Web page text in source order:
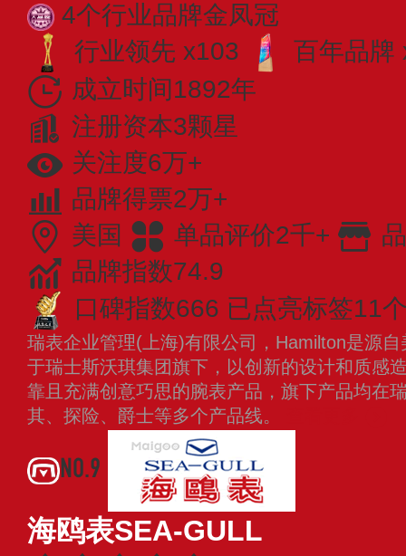
4个行业品牌金凤冠
行业领先 x103
百年品牌
成立时间1892年
注册资本3颗星
关注度6万+
品牌得票2万+
美国
单品评价2千+
品牌指数74.9
口碑指数666 已点亮标签11
瑞表企业管理(上海)有限公司，Hamilton是源
于瑞士斯沃琪集团旗下，以创新的设计和质感
靠且充满创意巧思的腕表产品，旗下产品均在
其、探险、爵士等多个产品线。
NO.9
海鸥表SEA-GULL